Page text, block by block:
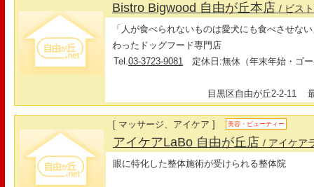
Bistro Bigwood 自由が丘本店/ ビス
「人が食べられないものは愛犬にも食べさせな
わったドッグフード専門店
Tel.03-3723-9081 定休日:無休（年末年始・ゴ
目黒区自由が丘2-2-11
[ マッサージ、アイケア ] 美容・ビューティー
アイケアLaBo 自由が丘店/ アイケア
眼に特化した整体施術が受けられる整体院